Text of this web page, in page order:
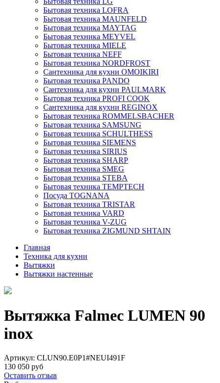
Бытовая техника LOFRA
Бытовая техника MAUNFELD
Бытовая техника MAYTAG
Бытовая техника MEYVEL
Бытовая техника MIELE
Бытовая техника NEFF
Бытовая техника NORDFROST
Сантехника для кухни OMOIKIRI
Бытовая техника PANDO
Сантехника для кухни PAULMARK
Бытовая техника PROFI COOK
Сантехника для кухни REGINOX
Бытовая техника ROMMELSBACHER
Бытовая техника SAMSUNG
Бытовая техника SCHULTHESS
Бытовая техника SIEMENS
Бытовая техника SIRIUS
Бытовая техника SHARP
Бытовая техника SMEG
Бытовая техника STEBA
Бытовая техника TEMPTECH
Посуда TOGNANA
Бытовая техника TRISTAR
Бытовая техника VARD
Бытовая техника V-ZUG
Бытовая техника ZIGMUND SHTAIN
Главная
Техника для кухни
Вытяжки
Вытяжки настенные
Вытяжка Falmec LUMEN 90
inox
Артикул: CLUN90.E0P1#NEUI491F
130 050 руб
Оставить отзыв